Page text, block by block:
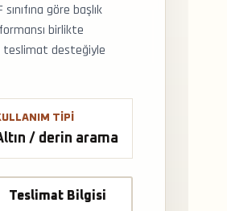
göre başlık
birlikte
teslimat desteğiyle
TIPI
/ derin arama
Teslimat Bilgisi